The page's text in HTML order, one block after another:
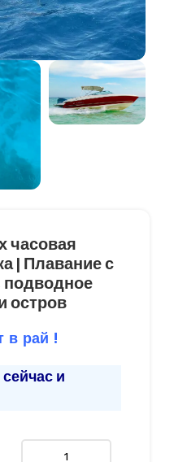
часовая
| Плавание с
остров
в рай !
и